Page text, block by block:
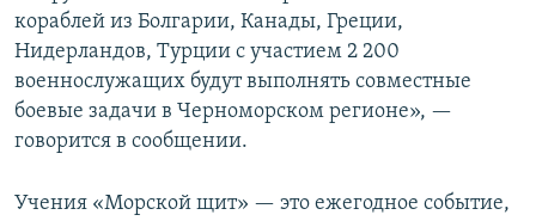
кораблей из Болгарии, Канады, Греции,
Нидерландов, Турции с участием 2 200
военнослужащих будут выполнять совместные
боевые задачи в Черноморском регионе», —
говорится в сообщении.
Учения «Морской щит» — это ежегодное событие,